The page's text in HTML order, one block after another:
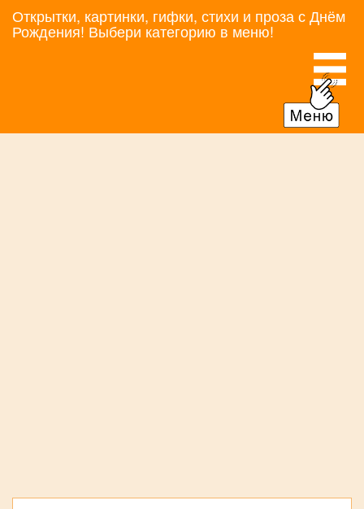
Открытки, картинки, гифки, стихи и проза с Днём
Рождения! Выбери категорию в меню!